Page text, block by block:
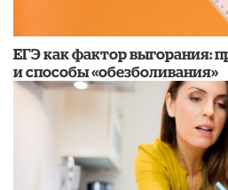
​ЕГЭ как фактор выгорания:
и способы «обезболивания»